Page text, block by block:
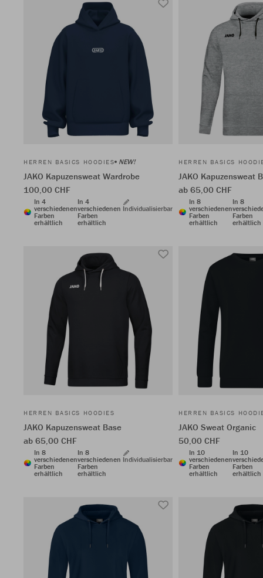
HERREN BASICS HOODIES NEW!
JAKO Kapuzensweat Wardrobe
100,00 CHF
In 4
verschiedenen
Farben
erhältlich
In 4
verschiedenen
Farben
erhältlich
Individualisierbar
HERREN BASICS
JAKO Kapuzensweat
ab 65,00 CHF
In 8
verschiedenen
Farben
erhältlich
In 8
Farben
erhältlich
HERREN BASICS HOODIES
JAKO Kapuzensweat Base
ab 65,00 CHF
In 8
verschiedenen
Farben
erhältlich
In 8
verschiedenen
Farben
erhältlich
Individualisierbar
HERREN BASICS
JAKO Sweat Organic
50,00 CHF
In 10
verschiedenen
Farben
erhältlich
In 10
Farben
erhältlich